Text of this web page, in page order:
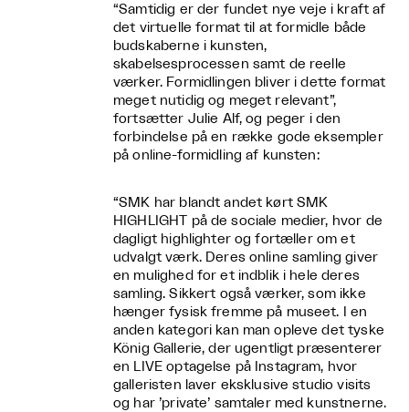
“Samtidig er der fundet nye veje i kraft af
det virtuelle format til at formidle både
budskaberne i kunsten,
skabelsesprocessen samt de reelle
værker. Formidlingen bliver i dette format
meget nutidig og meget relevant”,
fortsætter Julie Alf, og peger i den
forbindelse på en række gode eksempler
på online-formidling af kunsten:
“SMK har blandt andet kørt SMK
HIGHLIGHT på de sociale medier, hvor de
dagligt highlighter og fortæller om et
udvalgt værk. Deres online samling giver
en mulighed for et indblik i hele deres
samling. Sikkert også værker, som ikke
hænger fysisk fremme på museet. I en
anden kategori kan man opleve det tyske
König Gallerie, der ugentligt præsenterer
en LIVE optagelse på Instagram, hvor
galleristen laver eksklusive studio visits
og har ’private’ samtaler med kunstnerne.